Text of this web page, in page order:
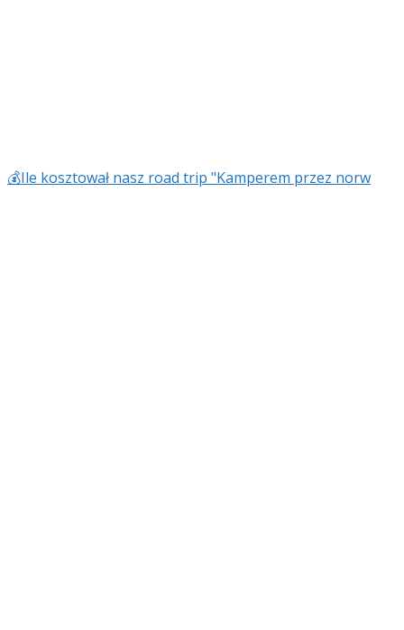
💰Ile kosztował nasz road trip "Kamperem przez norw